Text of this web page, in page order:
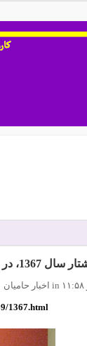
در لس آنجلس
in اخبار حامیان
1367.html